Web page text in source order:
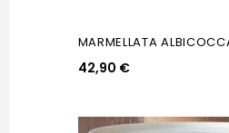
MARMELLATA
42,90 €